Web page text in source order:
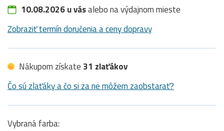
10.08.2026 u vásalebo na výdajnom mieste
Zobraziť termín doručenia a ceny dopravy
Nákupom získate 31 zlaťákov
Čo sú zlaťáky a čo si za ne môžem zaobstarať?
Vybraná farba: